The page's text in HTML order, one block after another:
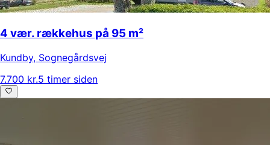
4 vær. rækkehus på 95 m²
Kundby, Sognegårdsvej
7.700 kr.5 timer siden